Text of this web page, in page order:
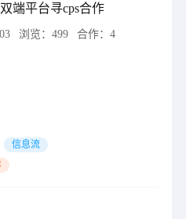
端平台寻cps合作
浏览： 499 合作： 4
信息流